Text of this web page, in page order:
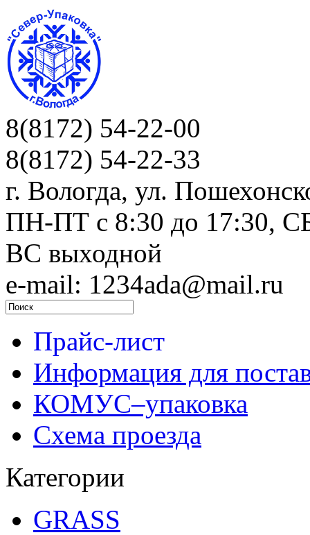
8(8172) 54-22-00
8(8172) 54-22-33
г. Вологда, ул.
ПН-ПТ c 8:30 до 17:30,
ВС выходной
e-mail: 1234ada@mail.ru
Прайс-лист
Информация для
КОМУС–упаковка
Схема проезда
Категории
GRASS